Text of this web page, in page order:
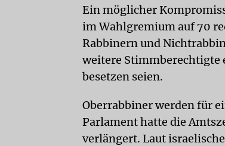
Ein möglicher
im Wahlgremium auf 70
Rabbinern und
weitere Stimmberechtigte
besetzen seien.
Oberrabbiner werden für
Parlament hatte die
verlängert. Laut